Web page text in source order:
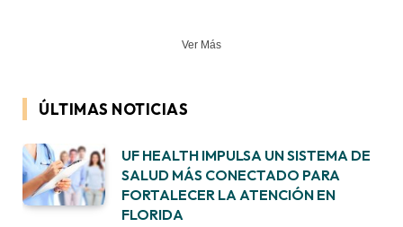
Ver Más
ÚLTIMAS NOTICIAS
UF HEALTH IMPULSA UN SISTEMA DE
SALUD MÁS CONECTADO PARA
FORTALECER LA ATENCIÓN EN
FLORIDA